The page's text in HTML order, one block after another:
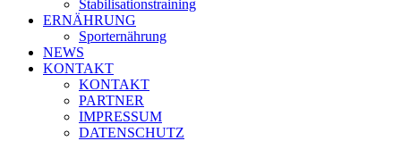
Stabilisationstraining
ERNÄHRUNG
Sporternährung
NEWS
KONTAKT
KONTAKT
PARTNER
IMPRESSUM
DATENSCHUTZ